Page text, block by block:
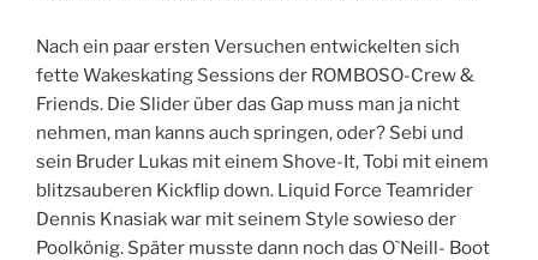
Nach ein paar ersten Versuchen entwickelten sich
fette Wakeskating Sessions der ROMBOSO-Crew &
Friends. Die Slider über das Gap muss man ja nicht
nehmen, man kanns auch springen, oder? Sebi und
sein Bruder Lukas mit einem Shove-It, Tobi mit einem
blitzsauberen Kickflip down. Liquid Force Teamrider
Dennis Knasiak war mit seinem Style sowieso der
Poolkönig. Später musste dann noch das O`Neill- Boot